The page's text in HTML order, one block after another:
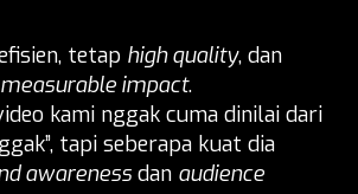
tetap high quality, dan
measurable impact.
kami nggak cuma dinilai dari
tapi seberapa kuat dia
awareness dan audience